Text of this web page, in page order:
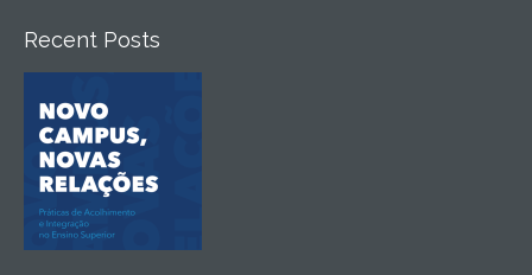
Recent Posts